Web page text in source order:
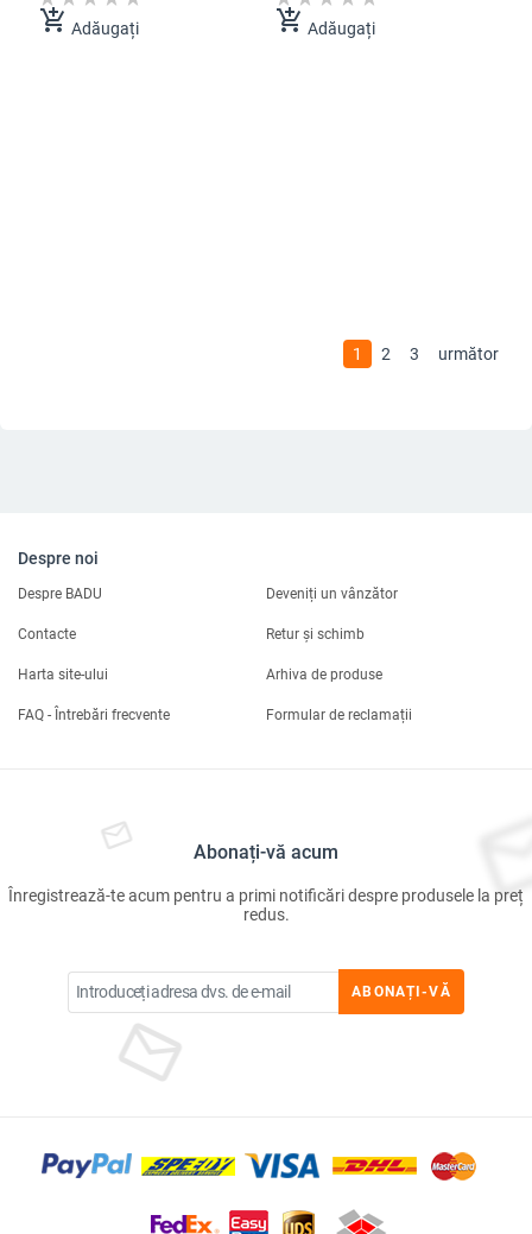
add_shopping_cart Adăugați add_shopping_cart Adăugați
1 2 3 următor
Despre noi
Despre BADU Deveniți un vânzător
Contacte Retur și schimb
Harta site-ului Arhiva de produse
FAQ - Întrebări frecvente Formular de reclamații
Abonați-vă acum
Înregistrează-te acum pentru a primi notificări despre produsele la preț
redus.
ABONAȚI-VĂ